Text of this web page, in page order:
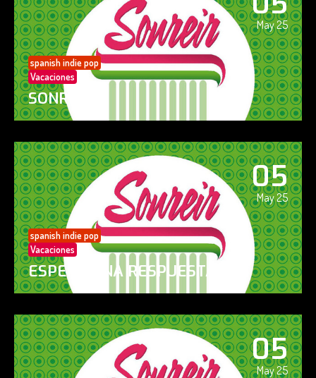
May 25
spanish indie pop
Vacaciones
SONREÍR
05
May 25
spanish indie pop
Vacaciones
ESPERO UNA RESPUESTA
05
May 25